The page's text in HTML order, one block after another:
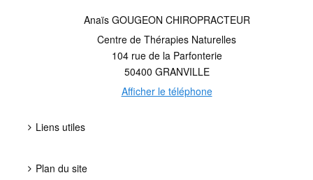
Anaïs GOUGEON CHIROPRACTEUR
Centre de Thérapies Naturelles
104 rue de la Parfonterie
50400 GRANVILLE
Afficher le téléphone
Liens utiles
Plan du site